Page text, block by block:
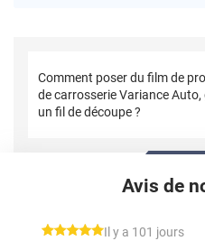
Comment poser du film de
de carrosserie Variance Auto,
un fil de découpe ?
Avis de
*****
Il y a 101 jours